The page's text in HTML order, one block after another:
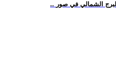
البرج الشمالي في صور